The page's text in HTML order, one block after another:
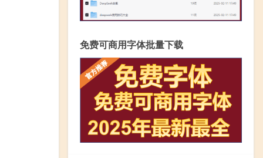
免费可商用字体批量下载